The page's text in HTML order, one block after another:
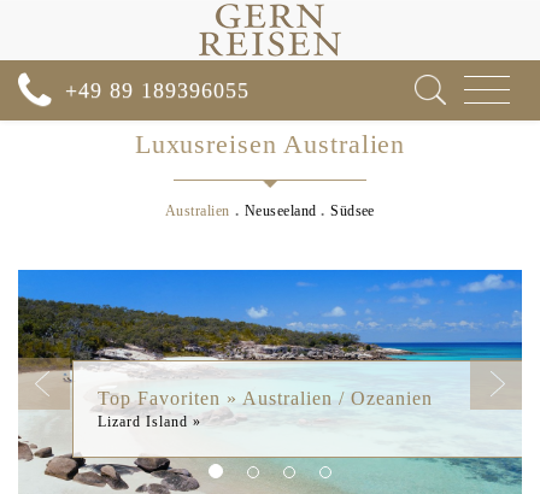
Toggle
+49 89 189396055
Luxusreisen Australien
Australien Neuseeland Südsee
Top Favoriten » Australien / Ozeanien
Lizard Island »
Next